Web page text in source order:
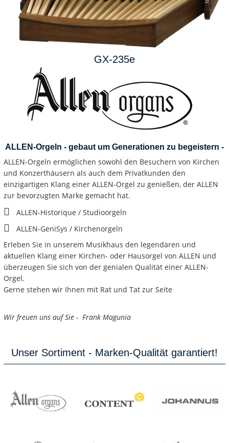
GX-235e
ALLEN-Orgeln - gebaut um Generationen zu begeistern -
ALLEN-Orgeln ermöglichen sowohl den Besuchern von Kirchen
und Konzerthäusern als auch dem Privatkunden den
einzigartigen Klang einer ALLEN-Orgel zu genießen, der ALLEN
zur bevorzugten Marke gemacht hat.
ALLEN-Historique / Studioorgeln
ALLEN-GeniSys / Kirchenorgeln
Erleben Sie in unserem Musikhaus den legendären und
aktuellen Klang einer Kirchen- oder Hausorgel von ALLEN und
überzeugen Sie sich von der genialen Qualität einer ALLEN-
Orgel.
Gerne stehen wir Ihnen mit Rat und Tat zur Seite
Wir freuen uns auf Sie - Frank Magunia
Unser Sortiment - Marken-Qualität garantiert!